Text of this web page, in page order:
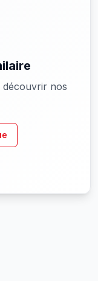
nos